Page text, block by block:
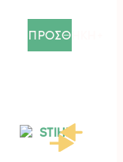
ΠΡΟΣΘΗΚΗ+